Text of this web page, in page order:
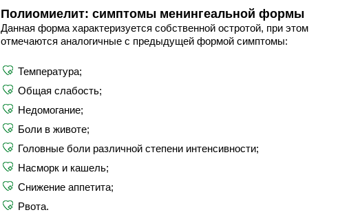
Полиомиелит: симптомы менингеальной формы
Данная форма характеризуется собственной остротой, при этом
отмечаются аналогичные с предыдущей формой симптомы:
Температура;
Общая слабость;
Недомогание;
Боли в животе;
Головные боли различной степени интенсивности;
Насморк и кашель;
Снижение аппетита;
Рвота.